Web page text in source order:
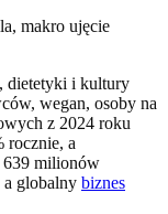
dietetyki i kultury
wegan, osoby na
z 2024 roku
rocznie, a
639 milionów
globalny biznes